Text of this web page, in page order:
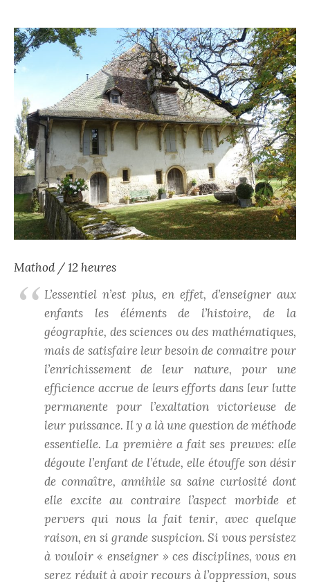
Mathod / 12 heures
L’essentiel n’est plus, en effet, d’enseigner aux
enfants les éléments de l’histoire, de la
géographie, des sciences ou des mathématiques,
mais de satisfaire leur besoin de connaitre pour
l’enrichissement de leur nature, pour une
efficience accrue de leurs efforts dans leur lutte
permanente pour l’exaltation victorieuse de
leur puissance. Il y a là une question de méthode
essentielle. La première a fait ses preuves: elle
dégoute l’enfant de l’étude, elle étouffe son désir
de connaître, annihile sa saine curiosité dont
elle excite au contraire l’aspect morbide et
pervers qui nous la fait tenir, avec quelque
raison, en si grande suspicion. Si vous persistez
à vouloir « enseigner » ces disciplines, vous en
serez réduit à avoir recours à l’oppression, sous